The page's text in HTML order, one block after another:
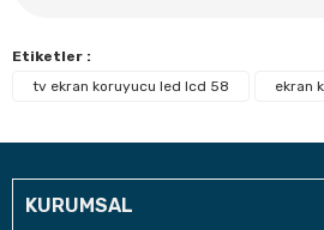
Etiketler :
tv ekran koruyucu led lcd 58
ekran
KURUMSAL